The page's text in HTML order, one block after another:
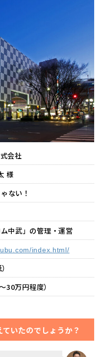
会社
様
ない！
中武」の管理・運営
index.html/
30万円程度）
いたのでしょうか？